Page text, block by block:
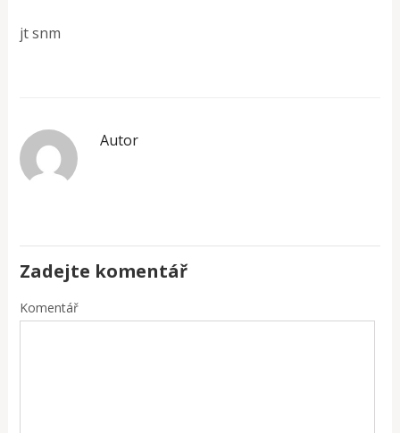
jt snm
Autor
Zadejte komentář
Komentář